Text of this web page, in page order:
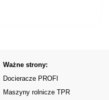
Ważne strony:
Docieracze PROFI
Maszyny rolnicze TPR